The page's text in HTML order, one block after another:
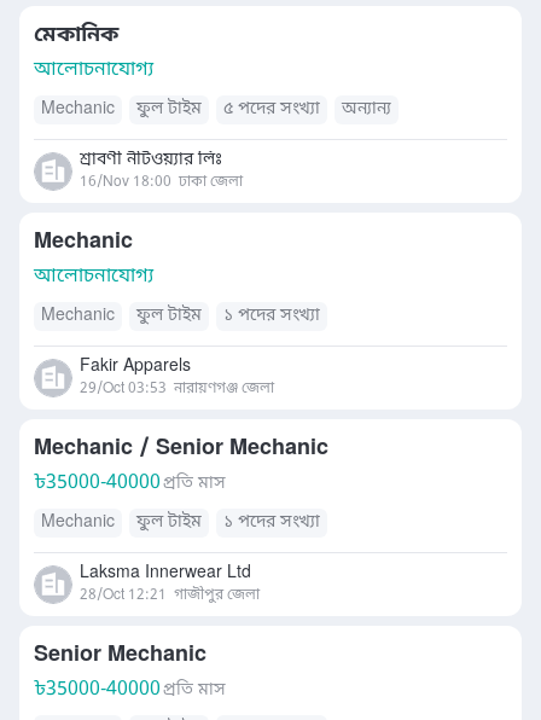
মেকানিক
আলোচনাযোগ্য
Mechanic ফুল টাইম ৫ পদের সংখ্যা অন্যান্য
শ্রাবণী নীটওয়্যার লিঃ
16/Nov 18:00 ঢাকা জেলা
Mechanic
আলোচনাযোগ্য
Mechanic ফুল টাইম ১ পদের সংখ্যা
Fakir Apparels
29/Oct 03:53 নারায়ণগঞ্জ জেলা
Mechanic / Senior Mechanic
৳35000-40000প্রতি মাস
Mechanic
ফুল টাইম ১ পদের সংখ্যা
Laksma Innerwear Ltd
28/Oct 12:21 গাজীপুর জেলা
Senior Mechanic
৳35000-40000প্রতি মাস